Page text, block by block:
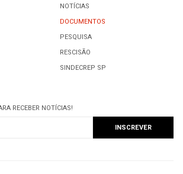
NOTÍCIAS
DOCUMENTOS
PESQUISA
RESCISÃO
SINDECREP SP
RECEBER NOTÍCIAS!